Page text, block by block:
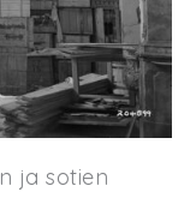
ja sotien